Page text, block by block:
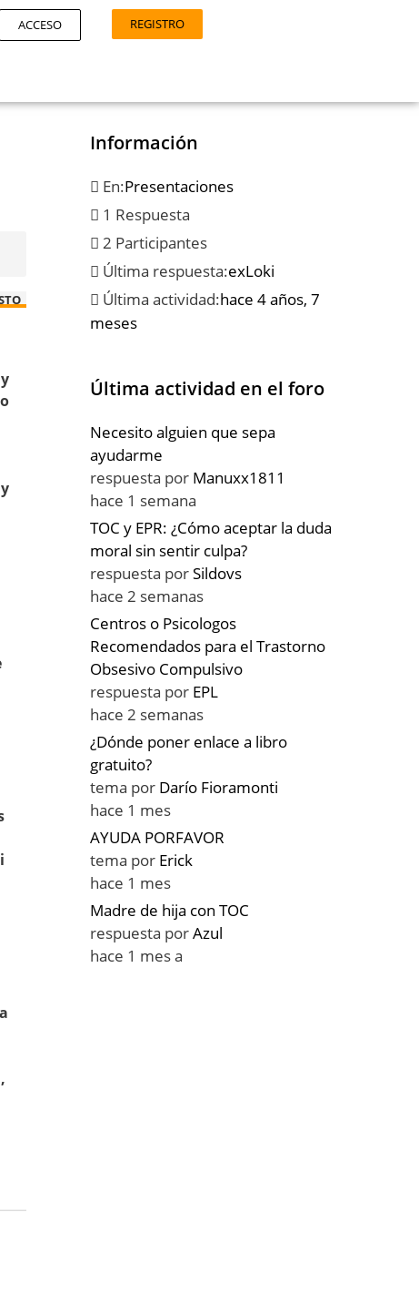
ACCESO REGISTRO
Información
En:Presentaciones
1 Respuesta
2 Participantes
Última respuesta:exLoki
Última actividad:hace 4 años, 7
meses
Última actividad en el foro
Necesito alguien que sepa
ayudarme
respuesta por Manuxx1811
hace 1 semana
TOC y EPR: ¿Cómo aceptar la duda
moral sin sentir culpa?
respuesta porSildovs
hace 2 semanas
Centros o Psicologos
Recomendados para el Trastorno
Obsesivo Compulsivo
respuesta por EPL
hace 2 semanas
¿Dónde poner enlace a libro
gratuito?
tema por Darío Fioramonti
hace 1 mes
AYUDA PORFAVOR
tema por Erick
hace 1 mes
Madre de hija con TOC
respuesta porAzul
hace 1 mes a